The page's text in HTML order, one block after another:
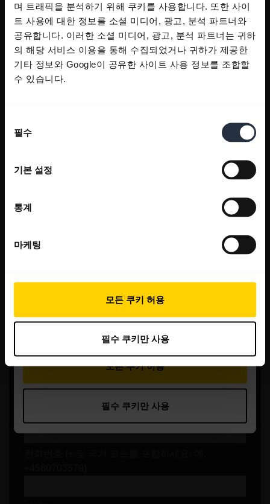
며 트래픽을 분석하기 위해 쿠키를 사용합니다. 또한 사이
트 사용에 대한 정보를 소셜 미디어, 광고, 분석 파트너와
공유합니다. 이러한 소셜 미디어, 광고, 분석 파트너는 귀하
의 해당 서비스 이용을 통해 수집되었거나 귀하가 제공한
기타 정보와 Google이 공유한 사이트 사용 정보를 조합할
수 있습니다.
필수
기본 설정
통계
마케팅
모든 쿠키 허용
필수 쿠키만 사용